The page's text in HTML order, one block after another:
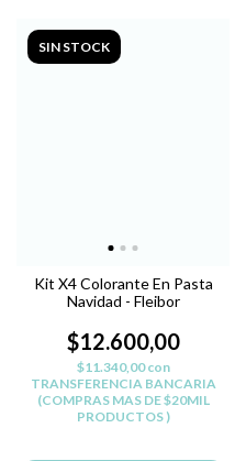
SIN STOCK
Kit X4 Colorante En Pasta
Navidad - Fleibor
$12.600,00
$11.340,00con
TRANSFERENCIA BANCARIA
(COMPRAS MAS DE $20MIL
PRODUCTOS )